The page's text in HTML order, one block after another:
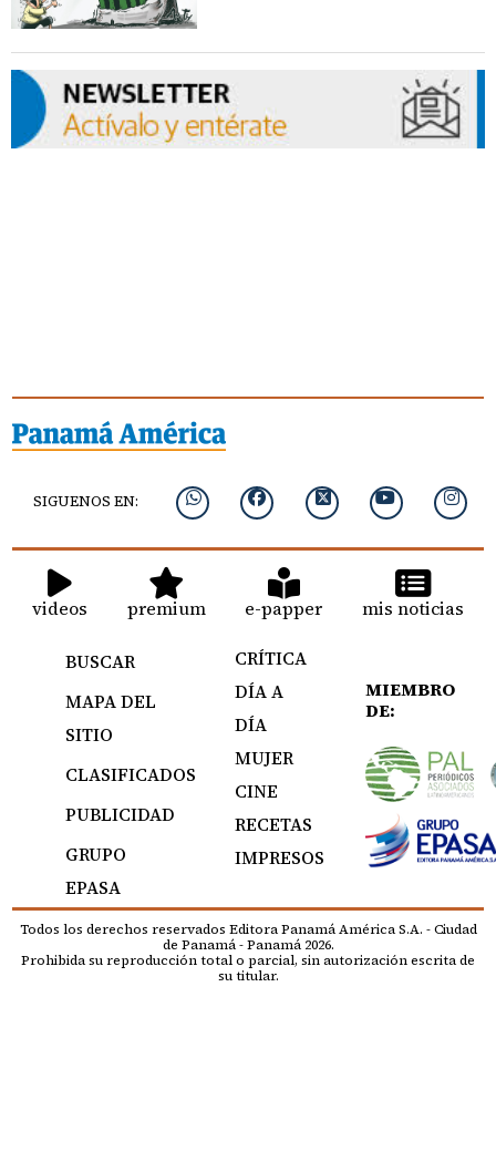
SIGUENOS EN:
videos premium e-papper mis noticias
BUSCAR
MAPA DEL
SITIO
CLASIFICADOS
PUBLICIDAD
GRUPO
EPASA
CRÍTICA
DÍA A
DÍA
MUJER
CINE
RECETAS
IMPRESOS
MIEMBRO
DE:
Todos los derechos reservados Editora Panamá América S.A. - Ciudad
de Panamá - Panamá 2026.
Prohibida su reproducción total o parcial, sin autorización escrita de
su titular.